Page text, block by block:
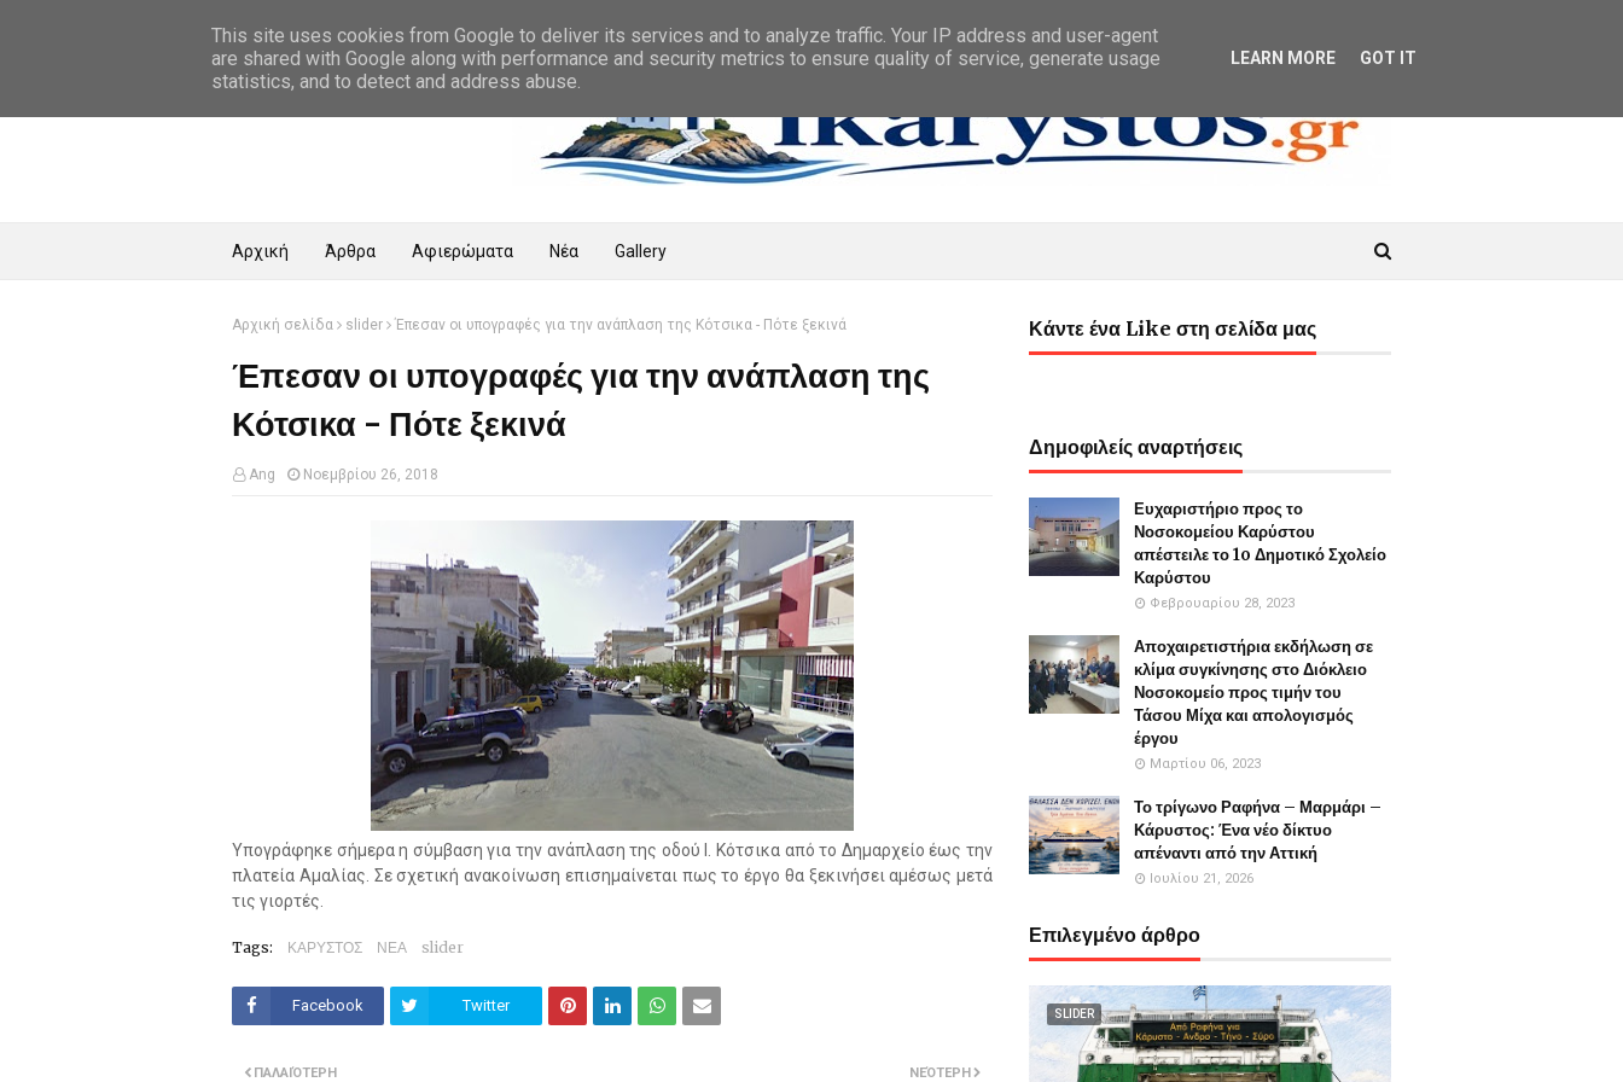
Αρχική Άρθρα Αφιερώματα Νέα Gallery
Αρχική σελίδα slider Έπεσαν οι υπογραφές για την ανάπλαση της Κότσικα - Πότε ξεκινά
Έπεσαν οι υπογραφές για την ανάπλαση της
Κότσικα - Πότε ξεκινά
Ang Νοεμβρίου 26, 2018
Υπογράφηκε σήμερα η σύμβαση για την ανάπλαση της οδού Ι. Κότσικα από το Δημαρχείο έως την
πλατεία Αμαλίας. Σε σχετική ανακοίνωση επισημαίνεται πως το έργο θα ξεκινήσει αμέσως μετά
τις γιορτές.
Tags: ΚΑΡΥΣΤΟΣ ΝΕΑ slider
Facebook Twitter
ΝΕΌΤΕΡΗ
ΠΑΛΑΙΌΤΕΡΗ
Κάντε ένα Like στη σελίδα μας
Δημοφιλείς αναρτήσεις
Ευχαριστήριο προς το
Νοσοκομείου Καρύστου
απέστειλε το 1o Δημοτικό Σχολείο
Καρύστου
Φεβρουαρίου 28, 2023
Αποχαιρετιστήρια εκδήλωση σε
κλίμα συγκίνησης στο Διόκλειο
Νοσοκομείο προς τιμήν του
Τάσου Μίχα και απολογισμός
έργου
Μαρτίου 06, 2023
Το τρίγωνο Ραφήνα – Μαρμάρι –
Κάρυστος: Ένα νέο δίκτυο
απέναντι από την Αττική
Ιουλίου 21, 2026
Επιλεγμένο άρθρο
SLIDER
This site uses cookies from Google to deliver its services and to analyze traffic. Your IP address and user-agent
are shared with Google along with performance and security metrics to ensure quality of service, generate usage
statistics, and to detect and address abuse.
LEARN MORE GOT IT